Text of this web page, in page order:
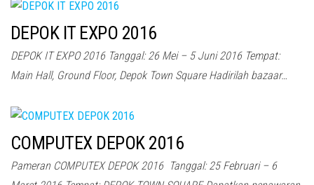
DEPOK IT EXPO 2016
DEPOK IT EXPO 2016 Tanggal: 26 Mei – 5 Juni 2016 Tempat:
Main Hall, Ground Floor, Depok Town Square Hadirilah bazaar…
COMPUTEX DEPOK 2016
Pameran COMPUTEX DEPOK 2016 Tanggal: 25 Februari – 6